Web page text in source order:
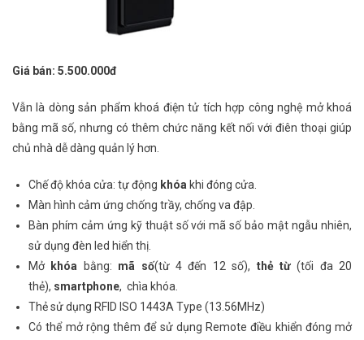
Giá bán: 5.500.000đ
Vẫn là dòng sản phẩm khoá điện tử tích hợp công nghệ mở khoá
bằng mã số, nhưng có thêm chức năng kết nối với điên thoại giúp
chủ nhà dễ dàng quản lý hơn.
Chế độ khóa cửa: tự động khóa khi đóng cửa.
Màn hình cảm ứng chống trầy, chống va đập.
Bàn phím cảm ứng kỹ thuật số với mã số bảo mật ngẫu nhiên,
sử dụng đèn led hiển thị.
Mở khóa bằng: mã số(từ 4 đến 12 số), thẻ từ(tối đa 20
thẻ), smartphone, chìa khóa.
Thẻ sử dụng RFID ISO 1443A Type (13.56MHz)
Có thể mở rộng thêm để sử dụng Remote điều khiển đóng mở